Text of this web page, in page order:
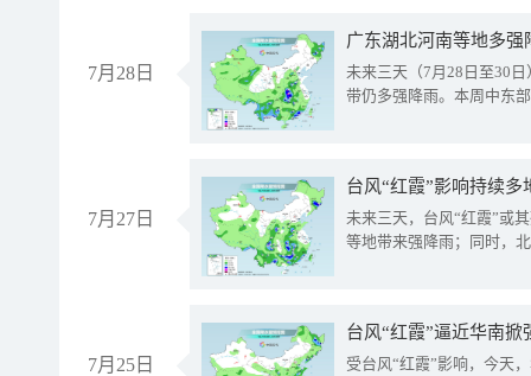
7月28日
广东湖北河南等地多
未来三天（7月28日至30
带仍多强降雨。本周中东
7月27日
台风“红霞”影响持续
未来三天，台风“红霞”或
等地带来强降雨；同时，
7月25日
台风“红霞”逼近华南
受台风“红霞”影响，今天